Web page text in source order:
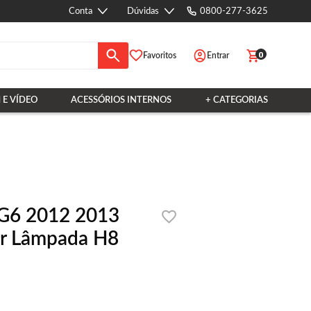
Conta Dúvidas 0800-277-3625
Favoritos Entrar 0
E VÍDEO ACESSÓRIOS INTERNOS + CATEGORIAS
2012 2013
Lâmpada H8